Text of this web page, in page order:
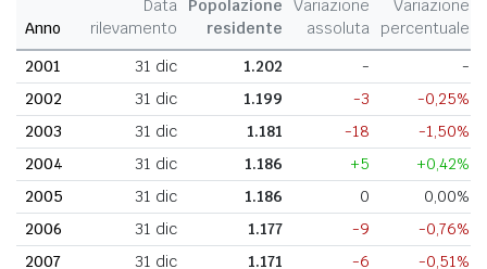
Anno
Data
rilevamento
Popolazione
residente
Variazione
assoluta
Variazione
percentuale
2001
31 dic 1.202 -
-
2002
31 dic 1.199 -3
-0,25%
2003
31 dic 1.181 -18
-1,50%
2004
31 dic 1.186 +5
+0,42%
2005
31 dic 1.186 0
0,00%
2006
31 dic 1.177 -9
-0,76%
2007
31 dic 1.171 -6
-0,51%